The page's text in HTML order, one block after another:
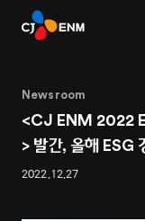
Newsroom
<CJ ENM 2022
> 발간, 올해 ESG
2022.12.27